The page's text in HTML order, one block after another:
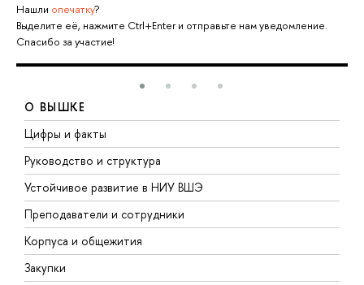
Нашли опечатку?
Выделите её, нажмите Ctrl+Enter и отправьте нам уведомление.
Спасибо за участие!
О ВЫШКЕ
Цифры и факты
Руководство и структура
Устойчивое развитие в НИУ ВШЭ
Преподаватели и сотрудники
Корпуса и общежития
Закупки